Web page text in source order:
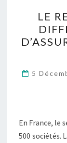
LE
5
En France, le
500 sociétés.